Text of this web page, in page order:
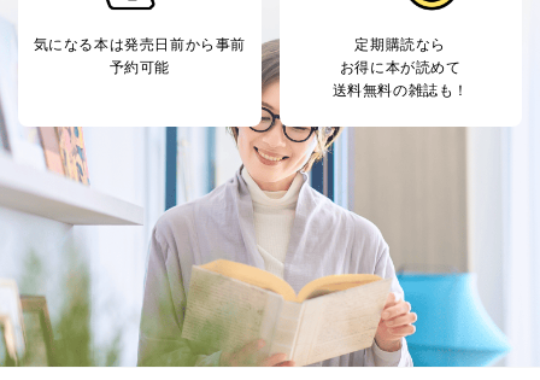
た者が法令の定める事務を遂行することに対して協力
する必要がある場合であって、本人の同意を得ること
により当該事務の遂行に支障を及ぼすおそれがあると
上記２．の利用目的を実施するために守秘義務を結ん
だ企業に、業務の一部として個人情報の取扱いを委
託・提供する場合、その業務に必要な範囲で委託・提
供先企業に個人情報を開示することがあります。
委託・提供先企業は具体的には以下のような企業です
が、これらに限りません。
委託先：カスタマーサポート支援会社 、クレジッ
トカード決済などの決済代行・料金回収会社、広
告配信サービス会社
提供先：出版社、出版物発売元、卸売会社、販売
店など商品の供給者、梱包会社、配送会社、新聞
販売店などの梱包・配送・配達会社
気になる本は発売日前から事前
予約可能
定期購読なら
お得に本が読めて
送料無料の雑誌も！